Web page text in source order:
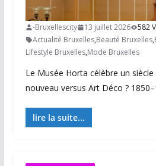
-Bruxellescity 13 juillet 2026
582
Actualité Bruxelles,Beauté Bruxelles,
Lifestyle Bruxelles,Mode Bruxelles
Le Musée Horta célèbre un
nouveau versus Art Déco ?
lire la suite...